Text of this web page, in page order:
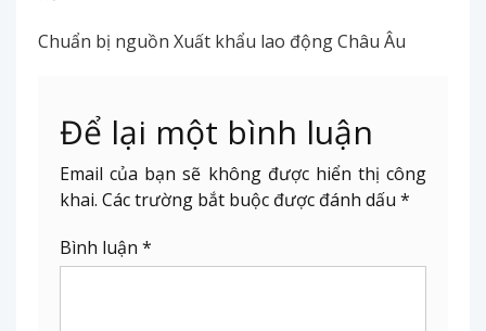
Chuẩn bị nguồn Xuất khẩu lao động Châu Âu
Để lại một bình luận
Email của bạn sẽ không được hiển thị công
khai. Các trường bắt buộc được đánh dấu *
Bình luận *